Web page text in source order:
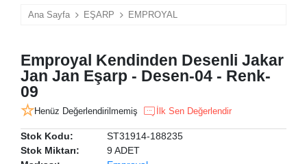
Ana Sayfa EŞARP EMPROYAL
Emproyal Kendinden Desenli Jakar
Jan Jan Eşarp - Desen-04 - Renk-
09
Henüz Değerlendirilmemiş İlk Sen Değerlendir
Stok Kodu:
ST31914-188235
Stok Miktarı:
9 ADET